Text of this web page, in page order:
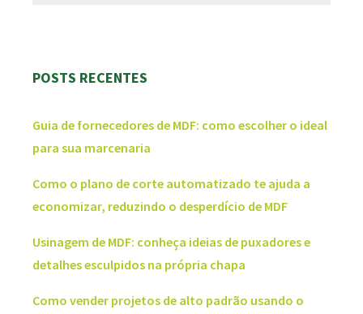
POSTS RECENTES
Guia de fornecedores de MDF: como escolher o ideal
para sua marcenaria
Como o plano de corte automatizado te ajuda a
economizar, reduzindo o desperdício de MDF
Usinagem de MDF: conheça ideias de puxadores e
detalhes esculpidos na própria chapa
Como vender projetos de alto padrão usando o